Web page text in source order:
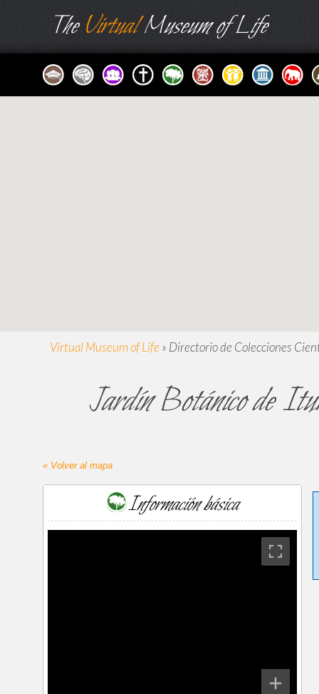
TheVirtualMuseum of Life
Virtual Museum of Life » Directorio de Colecciones
Jardín Botánico de
« Volver al mapa
Información básica